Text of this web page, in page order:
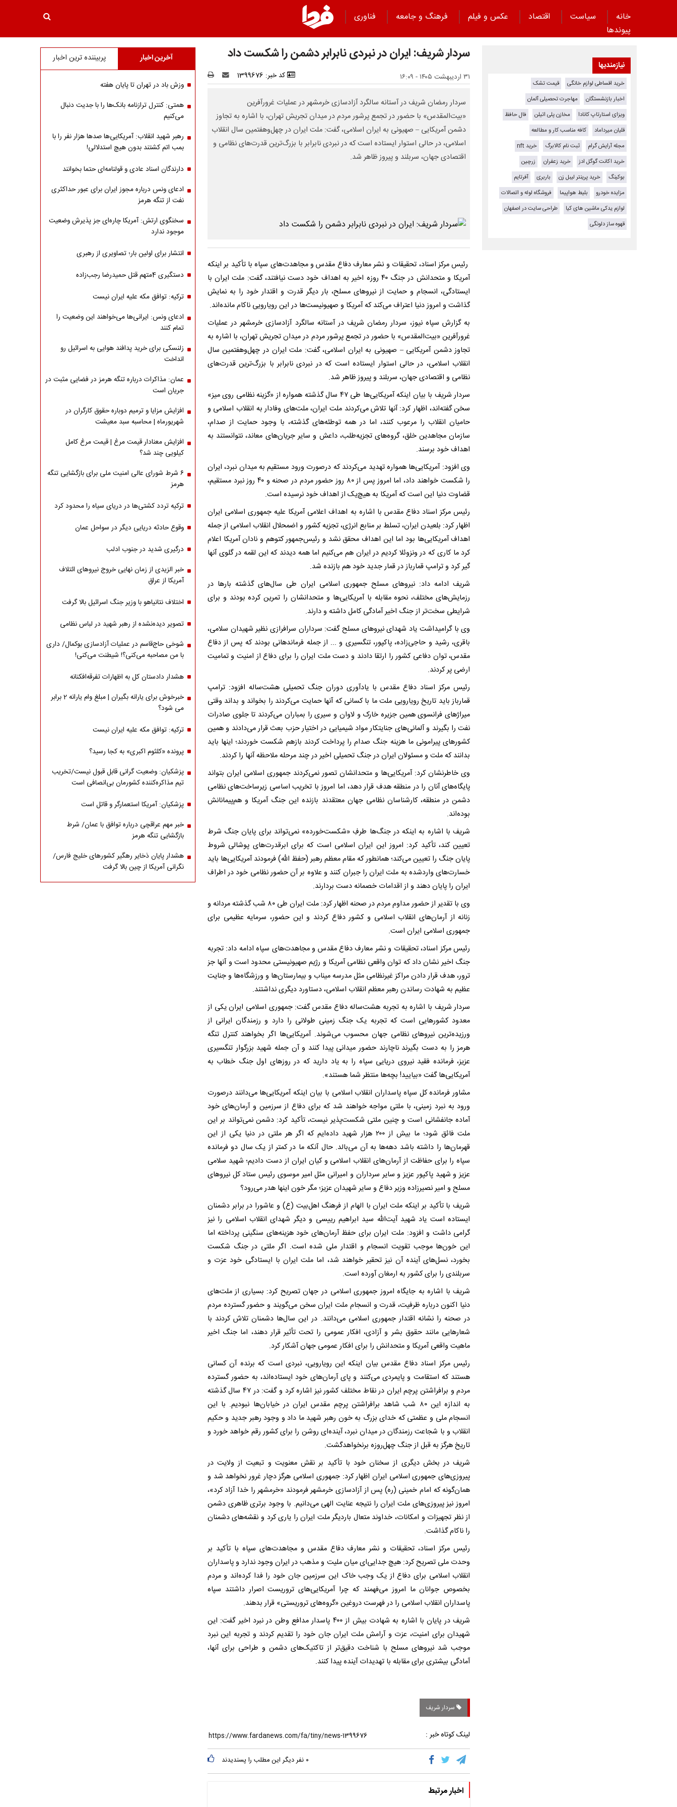
خانه سیاست اقتصاد عکس و فیلم فرهنگ و جامعه
فناوری
پیوند‌ها
سردار شریف: ایران در نبردی نابرابر دشمن را شکست داد
۳۱ اردیبهشت ۱۴۰۵ - ۱۶:۰۹ کد خبر: 1399676
سردار رمضان شریف در آستانه سالگرد آزادسازی خرمشهر در عملیات غرورآفرین
«بیت‌المقدس» با حضور در تجمع پرشور مردم در میدان تجریش تهران، با اشاره به تجاوز
دشمن آمریکایی – صهیونی به ایران اسلامی، گفت: ملت ایران در چهل‌وهفتمین سال انقلاب
اسلامی، در حالی استوار ایستاده است که در نبردی نابرابر با بزرگ‌ترین قدرت‌های نظامی و
اقتصادی جهان، سربلند و پیروز ظاهر شد.
رئیس مرکز اسناد، تحقیقات و نشر معارف دفاع مقدس و مجاهدت‌های سپاه با تأکید بر اینکه
آمریکا و متحدانش در جنگ ۴۰ روزه اخیر به اهداف خود دست نیافتند، گفت: ملت ایران با
ایستادگی، انسجام و حمایت از نیروهای مسلح، بار دیگر قدرت و اقتدار خود را به نمایش
گذاشت و امروز دنیا اعتراف می‌کند که آمریکا و صهیونیست‌ها در این رویارویی ناکام مانده‌اند.
به گزارش سپاه نیوز، سردار رمضان شریف در آستانه سالگرد آزادسازی خرمشهر در عملیات
غرورآفرین «بیت‌المقدس» با حضور در تجمع پرشور مردم در میدان تجریش تهران، با اشاره به
تجاوز دشمن آمریکایی – صهیونی به ایران اسلامی، گفت: ملت ایران در چهل‌وهفتمین سال
انقلاب اسلامی، در حالی استوار ایستاده است که در نبردی نابرابر با بزرگ‌ترین قدرت‌های
نظامی و اقتصادی جهان، سربلند و پیروز ظاهر شد.
سردار شریف با بیان اینکه آمریکایی‌ها طی ۴۷ سال گذشته همواره از «گزینه نظامی روی میز»
سخن گفته‌اند، اظهار کرد: آنها تلاش می‌کردند ملت ایران، ملت‌های وفادار به انقلاب اسلامی و
حامیان انقلاب را مرعوب کنند، اما در همه توطئه‌های گذشته، با وجود حمایت از صدام،
سازمان مجاهدین خلق، گروه‌های تجزیه‌طلب، داعش و سایر جریان‌های معاند، نتوانستند به
اهداف خود برسند.
وی افزود: آمریکایی‌ها همواره تهدید می‌کردند که درصورت ورود مستقیم به میدان نبرد، ایران
را شکست خواهند داد، اما امروز پس از ۸۰ روز حضور مردم در صحنه و ۴۰ روز نبرد مستقیم،
قضاوت دنیا این است که آمریکا به هیچ‌یک از اهداف خود نرسیده است.
رئیس مرکز اسناد دفاع مقدس با اشاره به اهداف اعلامی آمریکا علیه جمهوری اسلامی ایران
اظهار کرد: بلعیدن ایران، تسلط بر منابع انرژی، تجزیه کشور و اضمحلال انقلاب اسلامی از جمله
اهداف آمریکایی‌ها بود اما این اهداف محقق نشد و رئیس‌جمهور کتوهم و نادان آمریکا اعلام
کرد ما کاری که در ونزوئلا کردیم در ایران هم می‌کنیم اما همه دیدند که این لقمه در گلوی آنها
گیر کرد و ترامپ قمارباز در قمار جدید خود هم بازنده شد.
شریف ادامه داد: نیروهای مسلح جمهوری اسلامی ایران طی سال‌های گذشته بارها در
رزمایش‌های مختلف، نحوه مقابله با آمریکایی‌ها و متحدانشان را تمرین کرده بودند و برای
شرایطی سخت‌تر از جنگ اخیر آمادگی کامل داشته و دارند.
وی با گرامیداشت یاد شهدای نیروهای مسلح گفت: سرداران سرافرازی نظیر شهیدان سلامی،
باقری، رشید و حاجی‌زاده، پاکپور، تنگسیری و ... از جمله فرماندهانی بودند که پس از دفاع
مقدس، توان دفاعی کشور را ارتقا دادند و دست ملت ایران را برای دفاع از امنیت و تمامیت
ارضی پر کردند.
رئیس مرکز اسناد دفاع مقدس با یادآوری دوران جنگ تحمیلی هشت‌ساله افزود: ترامپ
قمارباز باید تاریخ رویارویی ملت ما با کسانی که آنها حمایت می‌کردند را بخواند و بداند وقتی
میراژ‌های فرانسوی همین جزیره خارک و لاوان و سیری را بمباران می‌کردند تا جلوی صادرات
نفت را بگیرند و آلمانی‌های جنایتکار مواد شیمیایی در اختیار حزب بعث قرار می‌دادند و همین
کشورهای پیرامونی ما هزینه جنگ صدام را پرداخت کردند بازهم شکست خوردند؛ اینها باید
بدانند که ملت و مسئولان ایران در جنگ تحمیلی اخیر در چند مرحله ملاحظه آنها را کردند.
وی خاطرنشان کرد: آمریکایی‌ها و متحدانشان تصور نمی‌کردند جمهوری اسلامی ایران بتواند
پایگاه‌های آنان را در منطقه هدف قرار دهد، اما امروز با تخریب اساسی زیرساخت‌های نظامی
دشمن در منطقه، کارشناسان نظامی جهان معتقدند بازنده این جنگ آمریکا و هم‌پیمانانش
بوده‌اند.
شریف با اشاره به اینکه در جنگ‌ها طرفِ «شکست‌خورده» نمی‌تواند برای پایان جنگ شرط
تعیین کند، تأکید کرد: امروز این ایران اسلامی است که برای ابرقدرت‌های پوشالی شروط
پایان جنگ را تعیین می‌کند؛ همانطور که مقام معظم رهبر (حفظ الله) فرمودند آمریکایی‌ها باید
خسارت‌های واردشده به ملت ایران را جبران کنند و علاوه بر آن حضور نظامی خود در اطراف
ایران را پایان دهند و از اقدامات خصمانه دست بردارند.
وی با تقدیر از حضور مداوم مردم در صحنه اظهار کرد: ملت ایران طی ۸۰ شب گذشته مردانه و
زنانه از آرمان‌های انقلاب اسلامی و کشور دفاع کردند و این حضور، سرمایه عظیمی برای
جمهوری اسلامی ایران است.
رئیس مرکز اسناد، تحقیقات و نشر معارف دفاع مقدس و مجاهدت‌های سپاه ادامه داد: تجربه
جنگ اخیر نشان داد که توان واقعی نظامی آمریکا و رژیم صهیونیستی محدود است و آنها جز
ترور، هدف قرار دادن مراکز غیرنظامی مثل مدرسه میناب و بیمارستان‌ها و ورزشگاه‌ها و جنایت
عظیم به شهادت رساندن رهبر معظم انقلاب اسلامی، دستاورد دیگری نداشتند.
سردار شریف با اشاره به تجربه هشت‌ساله دفاع مقدس گفت: جمهوری اسلامی ایران یکی از
معدود کشورهایی است که تجربه یک جنگ زمینی طولانی را دارد و رزمندگان ایرانی از
ورزیده‌ترین نیروهای نظامی جهان محسوب می‌شوند. آمریکایی‌ها اگر بخواهند کنترل تنگه
هرمز را به دست بگیرند ناچارند حضور میدانی پیدا کنند و آن جمله شهید بزرگوار تنگسیری
عزیز، فرمانده فقید نیروی دریایی سپاه را به یاد دارید که در روزهای اول جنگ خطاب به
آمریکایی‌ها گفت «بیایید! بچه‌ها منتظر شما هستند».
مشاور فرمانده کل سپاه پاسداران انقلاب اسلامی با بیان اینکه آمریکایی‌ها می‌دانند درصورت
ورود به نبرد زمینی، با ملتی مواجه خواهند شد که برای دفاع از سرزمین و آرمان‌های خود
آماده جانفشانی است و چنین ملتی شکست‌پذیر نیست، تأکید کرد: دشمن نمی‌تواند بر این
ملت فائق شود؛ ما بیش از ۲۰۰ هزار شهید داده‌ایم که اگر هر ملتی در دنیا یکی از این
قهرمان‌ها را داشته باشد دهه‌ها به آن می‌بالد. حال آنکه ما در کمتر از یک سال دو فرمانده
سپاه را برای حفاظت از آرمان‌های انقلاب اسلامی و کیان ایران از دست دادیم؛ شهید سلامی
عزیز و شهید پاکپور عزیز و سایر سرداران و امیرانی مثل امیر موسوی رئیس ستاد کل نیروهای
مسلح و امیر نصیرزاده وزیر دفاع و سایر شهیدان عزیز؛ مگر خون اینها هدر می‌رود؟
شریف با تأکید بر اینکه ملت ایران با الهام از فرهنگ اهل‌بیت (ع) و عاشورا در برابر دشمنان
ایستاده است یاد شهید آیت‌الله سید ابراهیم رییسی و دیگر شهدای انقلاب اسلامی را نیز
گرامی داشت و افزود: ملت ایران برای حفظ آرمان‌های خود هزینه‌های سنگینی پرداخته اما
این خون‌ها موجب تقویت انسجام و اقتدار ملی شده است. اگر ملتی در جنگ شکست
بخورد، نسل‌های آینده آن نیز تحقیر خواهند شد، اما ملت ایران با ایستادگی خود عزت و
سربلندی را برای کشور به ارمغان آورده است.
شریف با اشاره به جایگاه امروز جمهوری اسلامی در جهان تصریح کرد: بسیاری از ملت‌های
دنیا اکنون درباره ظرفیت، قدرت و انسجام ملت ایران سخن می‌گویند و حضور گسترده مردم
در صحنه را نشانه اقتدار جمهوری اسلامی می‌دانند. در این سال‌ها دشمنان تلاش کردند با
شعارهایی مانند حقوق بشر و آزادی، افکار عمومی را تحت تأثیر قرار دهند، اما جنگ اخیر
ماهیت واقعی آمریکا و متحدانش را برای افکار عمومی جهان آشکار کرد.
رئیس مرکز اسناد دفاع مقدس بیان اینکه این رویارویی، نبردی است که برنده آن کسانی
هستند که استقامت و پایمردی می‌کنند و پای آرمان‌های خود ایستاده‌اند، به حضور گسترده
مردم و برافراشتن پرچم ایران در نقاط مختلف کشور نیز اشاره کرد و گفت: در ۴۷ سال گذشته
به اندازه این ۸۰ شب شاهد برافراشتن پرچم مقدس ایران در خیابان‌ها نبودیم. با این
انسجام ملی و عظمتی که خدای بزرگ به خون رهبر شهید ما داد و وجود رهبر جدید و حکیم
انقلاب و با شجاعت رزمندگان در میدان نبرد، آینده‌ای روشن را برای کشور رقم خواهد خورد و
تاریخ هرگز به قبل از جنگ چهل‌روزه برنخواهدگشت.
شریف در بخش دیگری از سخنان خود با تأکید بر نقش معنویت و تبعیت از ولایت در
پیروزی‌های جمهوری اسلامی ایران اظهار کرد: جمهوری اسلامی هرگز دچار غرور نخواهد شد و
همان‌گونه که امام خمینی (ره) پس از آزادسازی خرمشهر فرمودند «خرمشهر را خدا آزاد کرد»،
امروز نیز پیروزی‌های ملت ایران را نتیجه عنایت الهی می‌دانیم. با وجود برتری ظاهری دشمن
از نظر تجهیزات و امکانات، خداوند متعال باردیگر ملت ایران را یاری کرد و نقشه‌های دشمنان
را ناکام گذاشت.
رئیس مرکز اسناد، تحقیقات و نشر معارف دفاع مقدس و مجاهدت‌های سپاه با تأکید بر
وحدت ملی تصریح کرد: هیچ جدایی‌ای میان ملیت و مذهب در ایران وجود ندارد و پاسداران
انقلاب اسلامی برای دفاع از یک وجب خاک این سرزمین جان خود را فدا کرده‌اند و مردم
بخصوص جوانان ما امروز می‌فهمند که چرا آمریکایی‌های تروریست اصرار داشتند سپاه
پاسداران انقلاب اسلامی را در فهرست دروغین «گروه‌های تروریستی» قرار بدهند.
شریف در پایان با اشاره به شهادت بیش از ۴۰۰ پاسدار مدافع وطن در نبرد اخیر گفت: این
شهیدان برای امنیت، عزت و آرامش ملت ایران جان خود را تقدیم کردند و تجربه این نبرد
موجب شد نیروهای مسلح با شناخت دقیق‌تر از تاکتیک‌های دشمن و طراحی‌ برای آنها،
آمادگی بیشتری برای مقابله با تهدیدات آینده پیدا کنند.
سردار شریف
لینک کوتاه خبر :
۰ نفر دیگر این مطلب را پسندیدند
اخبار مرتبط
نیازمندیها
خرید اقساطی لوازم خانگی
قیمت تشک
اخبار بازنشستگان
مهاجرت تحصیلی آلمان
ویزای استارتاپ کانادا
مخازن پلی اتیلن
فال حافظ
قلیان میرداماد
کافه مناسب کار و مطالعه
مجله آرایش گرام
ثبت نام کالابرگ
خرید nft
خرید اکانت گوگل ادز
خرید زعفران
زرچین
بوکینگ
خرید پرینتر لیبل زن باربری
آفرتایم
مزایده خودرو
بلیط هواپیما
فروشگاه لوله و اتصالات
لوازم یدکی ماشین های کیا
طراحی سایت در اصفهان
قهوه ساز دلونگی
آخرین اخبار پربیننده ترین اخبار
وزش باد در تهران تا پایان هفته
همتی: کنترل ترازنامه بانک‌ها را با جدیت دنبال
می‌کنیم
رهبر شهید انقلاب: آمریکایی‌ها صدها هزار نفر را با
بمب اتم کشتند بدون هیچ استدلالی!
دارندگان اسناد عادی و قولنامه‌ای حتما بخوانند
ادعای ونس درباره مجوز ایران برای عبور حداکثری
نفت از تنگه هرمز
سخنگوی ارتش: آمریکا چاره‌ای جز پذیرش وضعیت
موجود ندارد
انتشار برای اولین بار؛ تصاویری از رهبری
دستگیری 4متهم قتل حمیدرضا رجب‌زاده
ترکیه: توافق مکه علیه ایران نیست
ادعای ونس: ایرانی‌ها می‌خواهند این وضعیت را
تمام کنند
زلنسکی برای خرید پدافند هوایی به اسرائیل رو
انداخت
عمان: مذاکرات درباره تنگه هرمز در فضایی مثبت در
جریان است
افزایش مزایا و ترمیم دوباره حقوق کارگران در
شهریورماه | محاسبه سبد معیشت
افزایش معنادار قیمت مرغ | قیمت مرغ کامل
کیلویی چند شد؟
۶ شرط شورای عالی امنیت ملی برای بازگشایی تنگه
هرمز
ترکیه تردد کشتی‌ها در دریای سیاه را محدود کرد
وقوع حادثه دریایی دیگر در سواحل عمان
درگیری شدید در جنوب ادلب
خبر الزیدی از زمان نهایی خروج نیروهای ائتلاف
آمریکا از عراق
اختلاف نتانیاهو با وزیر جنگ اسرائیل بالا گرفت
تصویر دیده‌نشده از رهبر شهید در لباس نظامی
شوخی حاج‌قاسم در عملیات آزادسازی بوکمال/ داری
با من مصاحبه‌ می‌کنی؟! شیطنت می‌کنی!
هشدار دادستان کل به اظهارات تفرقه‌افکنانه
خبرخوش برای یارانه بگیران | مبلغ وام یارانه 2 برابر
می شود؟
ترکیه: توافق مکه علیه ایران نیست
پرونده «کلثوم اکبری» به کجا رسید؟
پزشکیان: وضعیت گرانی قابل قبول نیست/تخریب
تیم مذاکره‌کننده کشورمان بی‌انصافی است
پزشکیان: آمریکا استعمارگر و قاتل است
خبر مهم عراقچی درباره توافق با عمان/ شرط
بازگشایی تنگه هرمز
هشدار پایان ذخایر رهگیر کشورهای خلیج فارس/
نگرانی آمریکا از چین بالا گرفت